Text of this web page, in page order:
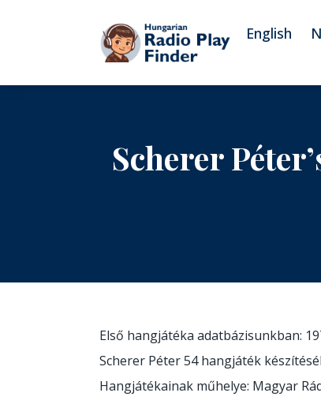
English
Scherer
Első hangjátéka adatbázisunkban:
Scherer Péter 54 hangjáték
Hangjátékainak műhelye: Magyar